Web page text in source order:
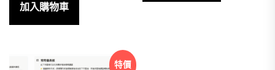
格：
加入購物車
特價